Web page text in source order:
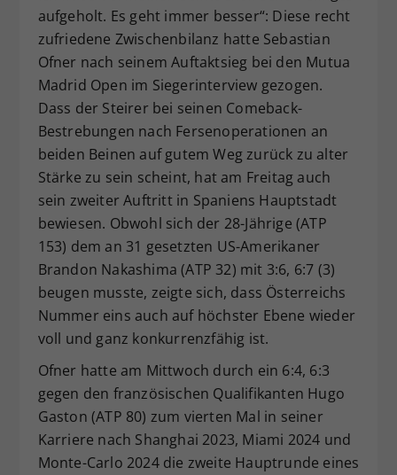
aufgeholt. Es geht immer besser“: Diese recht
zufriedene Zwischenbilanz hatte Sebastian
Ofner nach seinem Auftaktsieg bei den Mutua
Madrid Open im Siegerinterview gezogen.
Dass der Steirer bei seinen Comeback-
Bestrebungen nach Fersenoperationen an
beiden Beinen auf gutem Weg zurück zu alter
Stärke zu sein scheint, hat am Freitag auch
sein zweiter Auftritt in Spaniens Hauptstadt
bewiesen. Obwohl sich der 28-Jährige (ATP
153) dem an 31 gesetzten US-Amerikaner
Brandon Nakashima (ATP 32) mit 3:6, 6:7 (3)
beugen musste, zeigte sich, dass Österreichs
Nummer eins auch auf höchster Ebene wieder
voll und ganz konkurrenzfähig ist.
Ofner hatte am Mittwoch durch ein 6:4, 6:3
gegen den französischen Qualifikanten Hugo
Gaston (ATP 80) zum vierten Mal in seiner
Karriere nach Shanghai 2023, Miami 2024 und
Monte-Carlo 2024 die zweite Hauptrunde eines
Zweck
Dieser Wert speichert Ihre Consent-
Einstellungen. Unter anderem eine
zufällig generierte ID, für die
historische Speicherung Ihrer
vorgenommen Einstellungen, falls der
Webseiten-Betreiber dies eingestellt
hat.